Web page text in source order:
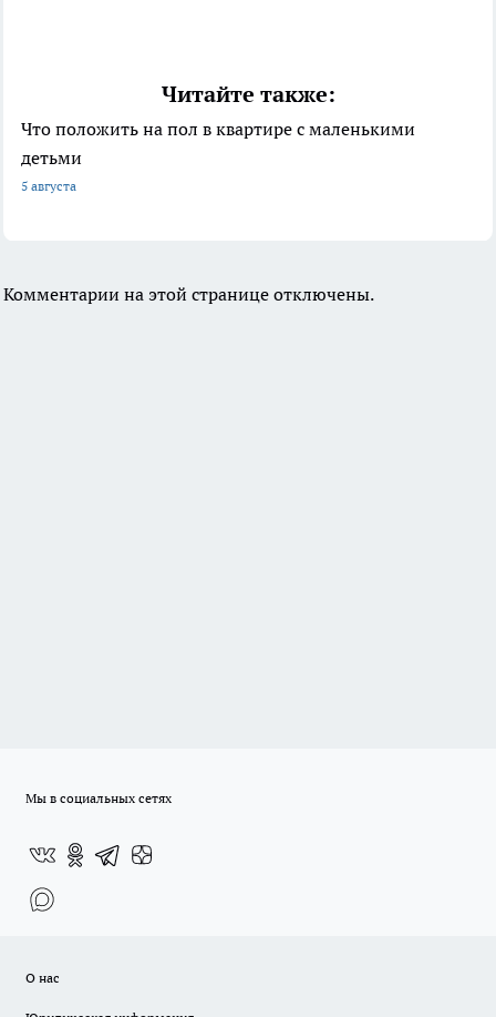
Читайте также:
Что положить на пол в квартире с маленькими
детьми
5 августа
Комментарии на этой странице отключены.
Мы в социальных сетях
О нас